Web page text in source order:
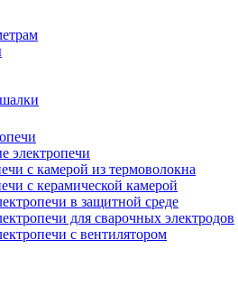
электропечи
с камерой из термоволокна
с керамической камерой
в защитной среде
для cварочных электродов
с вентилятором